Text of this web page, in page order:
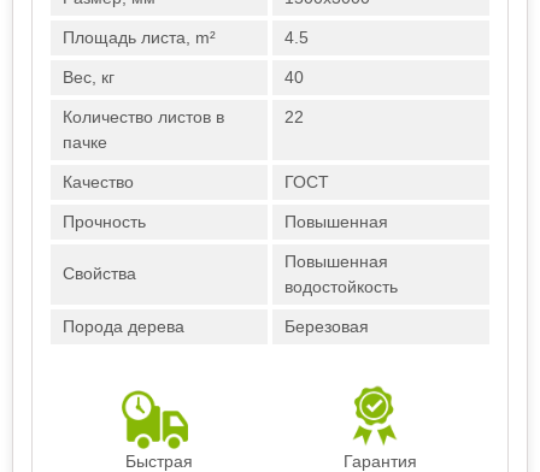
Площадь листа, m² 4.5
Вес, кг 40
Количество листов в
пачке
22
Качество ГОСТ
Прочность Повышенная
Свойства
Повышенная
водостойкость
Порода дерева Березовая
Быстрая
Гарантия